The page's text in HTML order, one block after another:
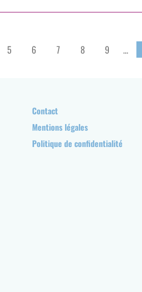
Page
5 Page
6 Page
7 Page
8 Page
9 …
Pied
page
Contact
Mentions légales
Politique de confidentialité